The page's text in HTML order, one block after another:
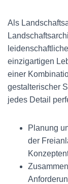
Als
einzigartigen
einer
gestalterischer
jedes Detail
Planung
der